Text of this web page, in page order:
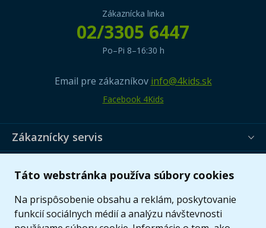
Táto webstránka používa súbory cookies
Na prispôsobenie obsahu a reklám, poskytovanie
funkcií sociálnych médií a analýzu návštevnosti
Zákaznícka linka
02/3305 6447
Po–Pi 8–16:30 h
Email pre zákazníkov info@4kids.sk
Facebook 4Kids
Zákaznícky servis